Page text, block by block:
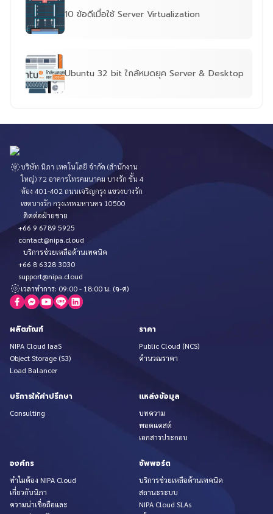
10 ข้อดีเมื่อใช้ Server Virtualization
Ubuntu 32 bit ใกล้หมดยุค Server & Desktop
บริษัท นิภา เทคโนโลยี จำกัด (สำนักงาน
ใหญ่) 72 อาคารโทรคมนาคม บางรัก ชั้น 4
ห้อง 401-402 ถนนเจริญกรุง แขวงบางรัก
เขตบางรัก กรุงเทพมหานคร 10500
ติดต่อฝ่ายขาย
+66 9 6789 5925
contact@nipa.cloud
บริการช่วยเหลือด้านเทคนิค
+66 8 6328 3030
support@nipa.cloud
เวลาทำการ: 09:00 - 18:00 น. (จ-ศ)
ผลิตภัณฑ์
NIPA Cloud IaaS
Object Storage (S3)
Load Balancer
ราคา
Public Cloud (NCS)
คำนวณราคา
บริการให้คำปรึกษา
Consulting
แหล่งข้อมูล
บทความ
พอดแคสต์
เอกสารประกอบ
องค์กร
ทำไมต้อง NIPA Cloud
เกี่ยวกับนิภา
ความน่าเชื่อถือและ
ซัพพอร์ต
บริการช่วยเหลือด้านเทคนิค
สถานะระบบ
NIPA Cloud SLAs